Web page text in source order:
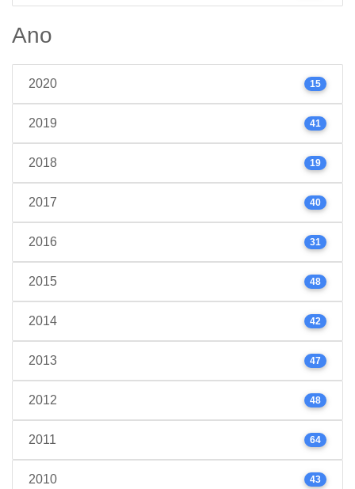
Ano
2020 15
2019 41
2018 19
2017 40
2016 31
2015 48
2014 42
2013 47
2012 48
2011 64
2010 43